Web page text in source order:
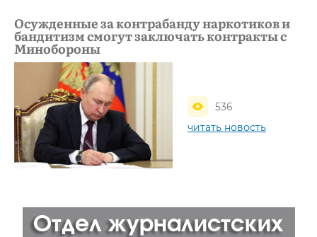
Осужденные за контрабанду наркотиков и
бандитизм смогут заключать контракты с
Минобороны
536
читать новость